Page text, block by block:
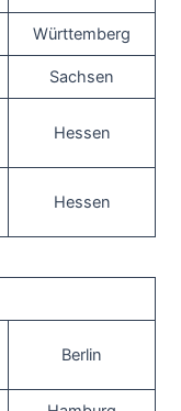
Württemberg
Sachsen
Hessen
Hessen
Berlin